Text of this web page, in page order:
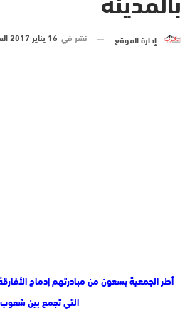
إدارة الموقع نشر في 16 يناير 2017 الساعة 9 و 50 دقيقة
أطر الجمعية يسعون من مبادرتهم إدماج
التي تجمع بين شعوب